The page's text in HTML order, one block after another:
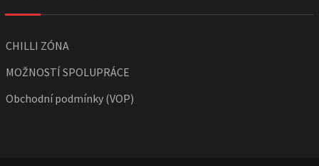
CHILLI ZÓNA
MOŽNOSTÍ SPOLUPRÁCE
Obchodní podmínky (VOP)